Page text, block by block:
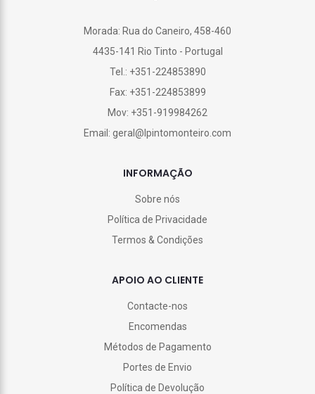
Morada: Rua do Caneiro, 458-460
4435-141 Rio Tinto - Portugal
Tel.: +351-224853890
Fax: +351-224853899
Mov: +351-919984262
Email: geral@lpintomonteiro.com
INFORMAÇÃO
Sobre nós
Política de Privacidade
Termos & Condições
APOIO AO CLIENTE
Contacte-nos
Encomendas
Métodos de Pagamento
Portes de Envio
Política de Devolução